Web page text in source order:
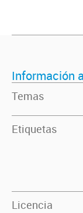
Información
Temas
Etiquetas
Licencia